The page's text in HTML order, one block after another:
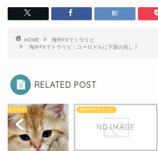
HOME
海外FXでトラリピ
海外FXでトラリピ：ユーロドルに下落の兆し？
RELATED POST
でトラリピ 海外FXでトラリピ